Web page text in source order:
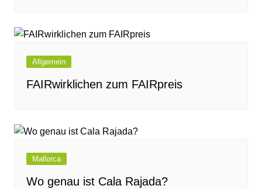
Allgemein
FAIRwirklichen zum FAIRpreis
Mallorca
Wo genau ist Cala Rajada?